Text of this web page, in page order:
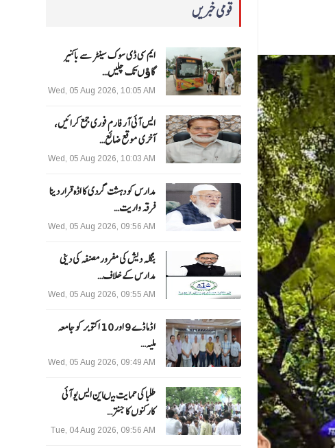
قومی خبریں
ایم سی ڈی سوک سینٹر سے باکنیر
گاﺅں تک چلیں…
Wed, 05 Aug 2026, 10:05 AM
ایس آئی آر فارم فوری جمع کرائیں،
آخری موقع ضائع…
Wed, 05 Aug 2026, 10:03 AM
مدارس کو دہشت گردی کا اڈہ قرار دینا
فرقہ واریت…
Wed, 05 Aug 2026, 09:56 AM
بنگلہ دیش کی مفرور مصنفہ کی دینی
مدارس کے خلاف…
Wed, 05 Aug 2026, 09:55 AM
ا ڈما ڈے 9 اور 10 اکتوبر کو جامعہ
ملیہ…
Wed, 05 Aug 2026, 09:49 AM
طلبا کی حمایت میںاین ایس یو آئی
کارکنوں کا جنتر…
Tue, 04 Aug 2026, 09:56 AM